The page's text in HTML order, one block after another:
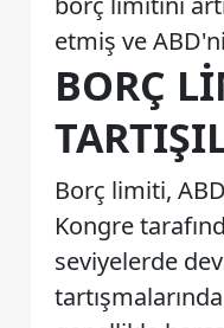
etmiş ve
BORÇ
Borç limiti,
Kongre
seviyelerde